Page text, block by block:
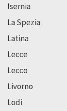
Isernia
La Spezia
Latina
Lecce
Lecco
Livorno
Lodi